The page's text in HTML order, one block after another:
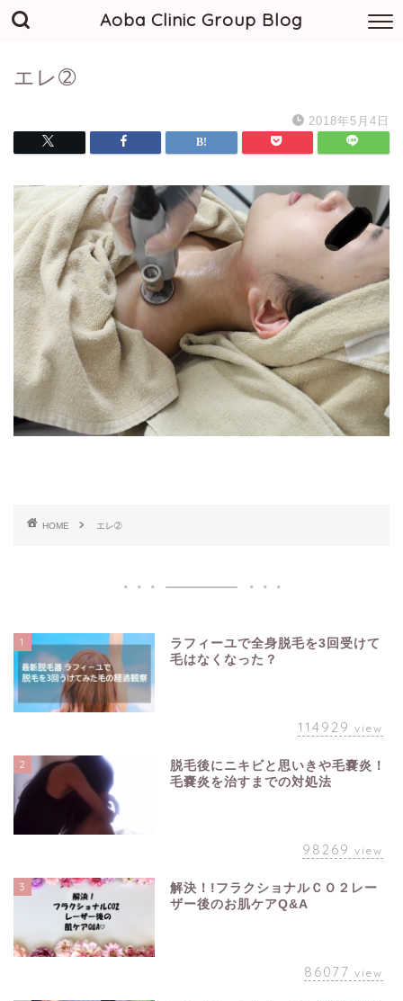
Aoba Clinic Group Blog
エレ➁
2018年5月4日
HOME エレ➁
1
ラフィーユで全身脱毛を3回受けて
毛はなくなった？
114929 view
2
脱毛後にニキビと思いきや毛嚢炎！
毛嚢炎を治すまでの対処法
98269 view
3
解決！!フラクショナルＣＯ２レー
ザー後のお肌ケアQ&A
86077 view